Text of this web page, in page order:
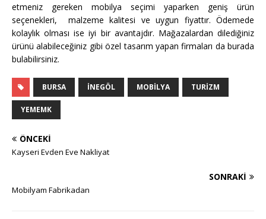
etmeniz gereken mobilya seçimi yaparken geniş ürün
seçenekleri, malzeme kalitesi ve uygun fiyattır. Ödemede
kolaylık olması ise iyi bir avantajdır. Mağazalardan dilediğiniz
ürünü alabileceğiniz gibi özel tasarım yapan firmaları da burada
bulabilirsiniz.
BURSA INEGÖL MOBILYA TURIZM
YEMEMK
ÖNCEKI
Kayseri Evden Eve Nakliyat
SONRAKI
Mobilyam Fabrikadan